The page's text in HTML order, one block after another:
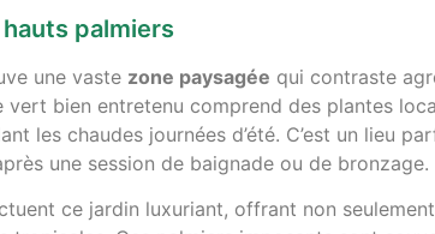
palmiers
une vaste zone paysagée qui contraste
vert bien entretenu comprend des plantes
les chaudes journées d’été. C’est un lieu
une session de baignade ou de bronzage.
ce jardin luxuriant, offrant non